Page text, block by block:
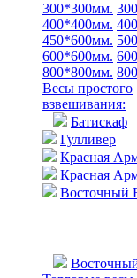
300*300мм.
400*400мм.
450*600мм.
600*600мм.
800*800мм.
Весы простого
взвешивания:
Батискаф
Гулливер
Красная
Красная
Восточный